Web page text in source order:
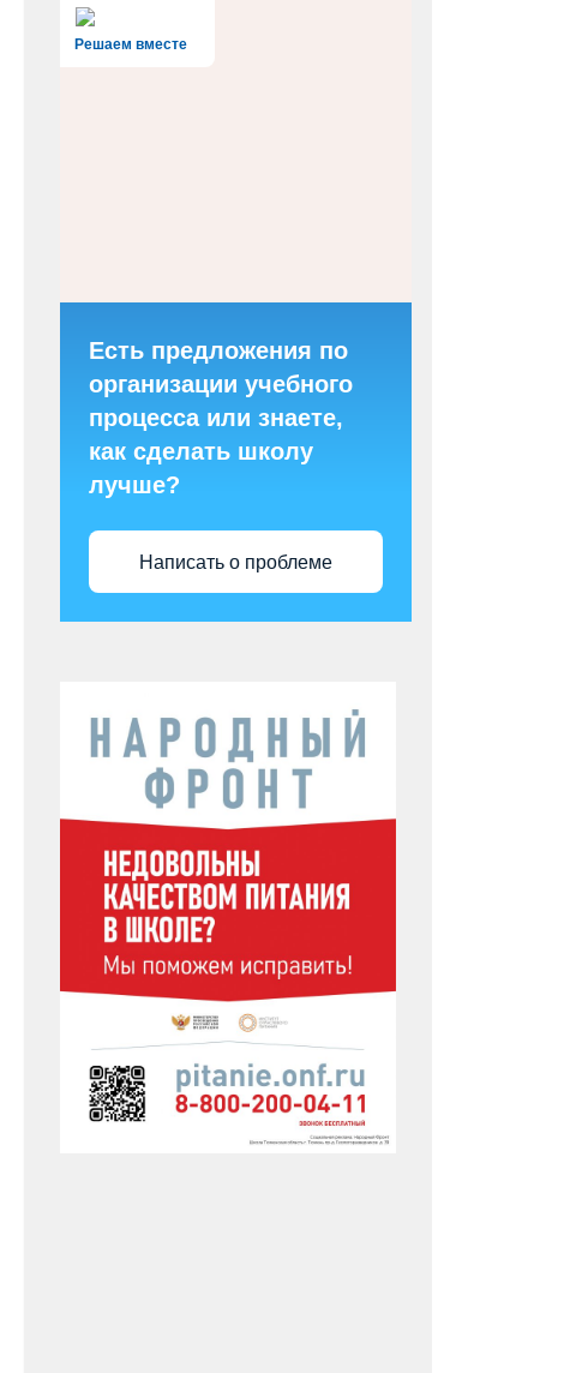
Решаем вместе
Есть предложения по
организации учебного
процесса или знаете,
как сделать школу
лучше?
Написать о проблеме